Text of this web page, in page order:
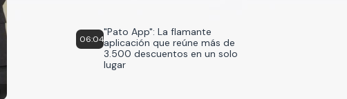
06:04
"Pato App": La flamante
aplicación que reúne más de
3.500 descuentos en un solo
lugar